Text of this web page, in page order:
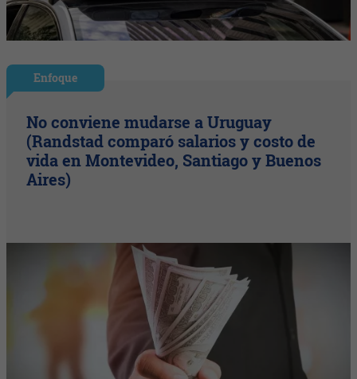
Enfoque
No conviene mudarse a Uruguay
(Randstad comparó salarios y costo de
vida en Montevideo, Santiago y Buenos
Aires)